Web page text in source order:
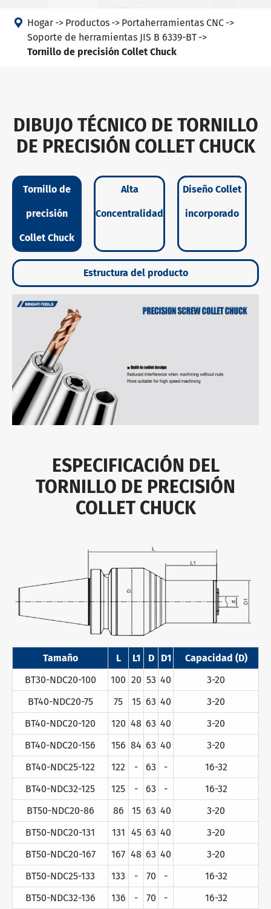
 Hogar Productos
Portaherramientas CNC
Soporte de herramientas JIS B 6339-BT
Tornillo de precisión Collet Chuck
DIBUJO TÉCNICO DE TORNILLO
DE PRECISIÓN COLLET CHUCK
Tornillo de
precisión
Collet Chuck
Alta
Concentralidad
Diseño Collet
incorporado
Estructura del producto
ESPECIFICACIÓN DEL
TORNILLO DE PRECISIÓN
COLLET CHUCK
Tamaño L L1 D D1
Capacidad (D)
BT30-NDC20-100
100 20 53 40
3-20
BT40-NDC20-75
75 15 63 40
3-20
BT40-NDC20-120
120 48 63 40
3-20
BT40-NDC20-156
156 84 63 40
3-20
BT40-NDC25-122
122 - 63 -
16-32
BT40-NDC32-125
125 - 63 -
16-32
BT50-NDC20-86
86 15 63 40
3-20
BT50-NDC20-131
131 45 63 40
3-20
BT50-NDC20-167
167 48 63 40
3-20
BT50-NDC25-133
133 - 70 -
16-32
BT50-NDC32-136
136 - 70 - 16-32